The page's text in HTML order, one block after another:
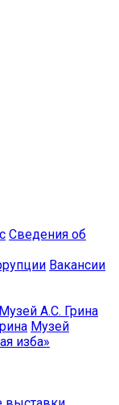
Сведения об
Вакансии
Музей А.С. Грина
Музей
изба»